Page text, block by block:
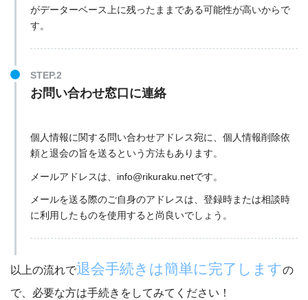
がデーターベース上に残ったままである可能性が高いからで
す。
STEP.2
お問い合わせ窓口に連絡
個人情報に関する問い合わせアドレス宛に、 個人情報削除依
頼と退会の旨を送る という方法もあります。
メールアドレスは、 info@rikuraku.netです。
メールを送る際のご自身のアドレスは、登録時または相談時
に利用したものを使用すると尚良いでしょう。
以上の流れで退会手続きは簡単に完了しますの
で、必要な方は手続きをしてみてください！